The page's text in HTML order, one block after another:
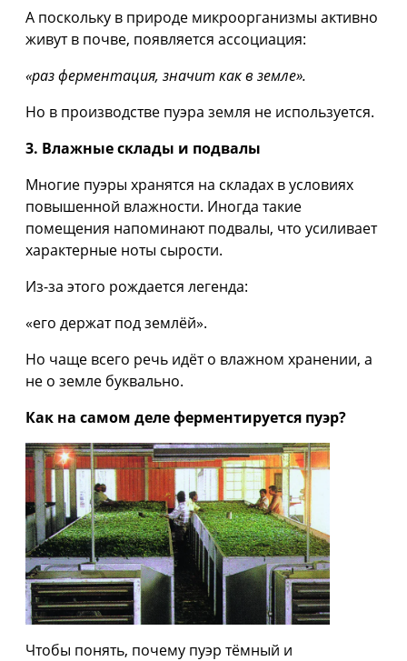
А поскольку в природе микроорганизмы активно
живут в почве, появляется ассоциация:
«раз ферментация, значит как в земле».
Но в производстве пуэра земля не используется.
3. Влажные склады и подвалы
Многие пуэры хранятся на складах в условиях
повышенной влажности. Иногда такие
помещения напоминают подвалы, что усиливает
характерные ноты сырости.
Из-за этого рождается легенда:
«его держат под землёй».
Но чаще всего речь идёт о влажном хранении, а
не о земле буквально.
Как на самом деле ферментируется пуэр?
Чтобы понять, почему пуэр тёмный и